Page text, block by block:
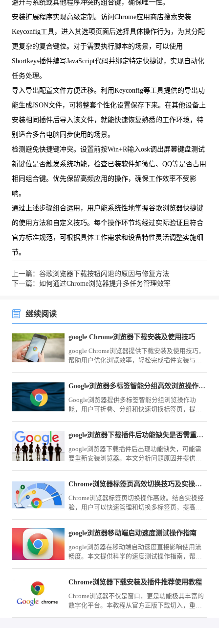
避开与系统或其他程序冲突的组合键，确保唯一性。
安装扩展程序实现高级定制。访问Chrome应用商店搜索安装
Keyconfig工具，进入其选项页面后选择具体操作行为，为其分配
更复杂的复合键位。对于需要执行脚本的场景，可以使用
Shortkeys插件编写JavaScript代码并绑定特定快捷键，实现自动化
任务处理。
导入导出配置文件方便迁移。利用Keyconfig等工具提供的导出功
能生成JSON文件，可将整套个性化设置保存下来。在其他设备上
安装相同插件后导入该文件，就能快速恢复熟悉的工作环境，特
别适合多台电脑同步使用的场景。
检测避免快捷键冲突。设置前按Win+R输入osk调出屏幕键盘测试
新键位是否触发系统功能，检查已装软件如微信、QQ等是否占用
相同组合键。优先保留高频应用的操作，确保工作效率不受影
响。
通过上述步骤组合运用，用户能系统性地掌握谷歌浏览器快捷键
的使用方法和自定义技巧。每个操作环节均经过实际验证且符合
官方标准规范，可根据具体工作需求和设备特性灵活调整实施细
节。
上一篇：谷歌浏览器下载按钮闪退的原因与修复方法
下一篇：如何通过Chrome浏览器提升多任务管理效率
继续阅读
google Chrome浏览器下载安装及使用技巧
google Chrome浏览器提供下载安装及使用技巧，
帮助用户优化浏览效率，轻松完成插件安装与功
Google浏览器多标签智能分组高效浏览操作方法
Google浏览器提供多标签智能分组浏览操作功
能，用户可折叠、分组和快速切换标签页，提高
google浏览器下载插件后功能缺失是否需重新安装浏览器
google浏览器下载插件后出现功能缺失，可能需
要重新安装浏览器。本文分析问题原因并提供恢
Chrome浏览器标签页高效切换技巧及实操经验
Chrome浏览器标签页切换操作高效。结合实操经
验，用户可以快速管理和切换多标签页，提高多
google浏览器移动端启动速度测试操作指南
google浏览器在移动端启动速度直接影响使用流
畅度。本文提供科学的速度测试操作指南，帮助
Chrome浏览器下载安装及插件推荐使用教程
Chrome浏览器不仅是窗口，更是功能极其丰富的
数字化平台。本教程从官方正版下载切入，重点